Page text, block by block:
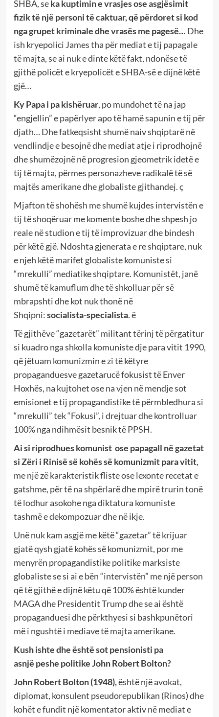
SHBA, seka kuptimin e vrasjes ose asgjësimit
fizik të një personi të caktuar, që përdoret si kod
nga grupet kriminale dhe vrasës me pagesë… Dhe
ish kryepolici James tha për mediat e tij papagale
të majta, se ai nuk e dinte këtë fakt, ndonëse të
gjithë policët e kryepolicët e SHBA-së e dijnë këtë
gjë…
Ky Papa i pa kishëruar, po mundohet të na jap
“engjellin” e papërlyer apo të hamë sapunin e tij për
djath… Dhe fatkeqsisht shumë naiv shqiptarë në
vendlindje e besojnë dhe mediat atje i riprodhojnë
dhe shumëzojnë në progresion gjeometrik idetë e
tij të majta, përmes personazheve radikalë të së
majtës amerikane dhe globaliste gjithandej. ç
Mjafton të shohësh me shumë kujdes intervistën e
tij të shoqëruar me komente boshe dhe shpesh jo
reale në studion e tij të improvizuar dhe bindesh
për këtë gjë. Ndoshta gjenerata e re shqiptare, nuk
e njeh këtë marifet globaliste komuniste si
“mrekulli” mediatike shqiptare. Komunistët, janë
shumë të kamuflum dhe të shkolluar për së
mbrapshti dhe kot nuk thonë në
Shqipni:socialista-specialista. ë
Të gjithëve “gazetarët” militant tërinj të përgatitur
si kuadro nga shkolla komuniste dje para vitit 1990,
që jëtuam komunizmin e zi të këtyre
propaganduesve gazetarucë fokusist të Enver
Hoxhës, na kujtohet ose na vjen në mendje sot
emisionet e tij propagandistike të përmbledhura si
“mrekulli” tek “Fokusi”, i drejtuar dhe kontrolluar
100% nga ndihmësit besnik të PPSH.
Ai si riprodhues komunist ose papagall në gazetat
si Zëri i Rinisë së kohës së komunizmit para vitit,
me një zë karakteristik fliste ose lexonte recetat e
gatshme, për të na shpërlarë dhe mpirë trurin tonë
të lodhur asokohe nga diktatura komuniste
tashmë e dekompozuar dhe në ikje.
Unë nuk kam asgjë me këtë “gazetar” të krijuar
gjatë qysh gjatë kohës së komunizmit, por me
menyrën propagandistike politike marksiste
globaliste se si ai e bën “intervistën” me një person
që të gjithë e dijnë këtu që 100% është kunder
MAGA dhe Presidentit Trump dhe se ai është
propaganduesi dhe përkthyesi si bashkpunëtori
më i ngushtë i mediave të majta amerikane.
Kush ishte dhe është sot pensionisti pa
asnjë peshe politike John Robert Bolton?
John Robert Bolton (1948),është një avokat,
diplomat, konsulent pseudorepublikan (Rinos) dhe
kohët e fundit një komentator aktiv në mediat e